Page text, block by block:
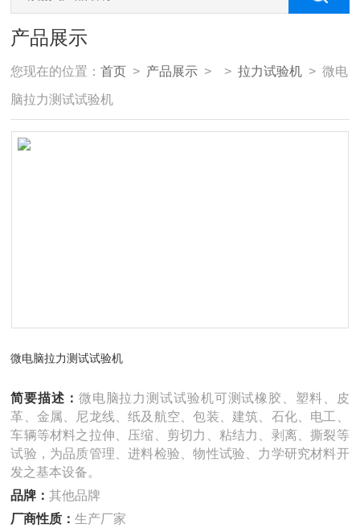
产品展示
您现在的位置：首页 > 产品展示 > >拉力试验机 > 微电
脑拉力测试试验机
微电脑拉力测试试验机
简要描述： 微电脑拉力测试试验机可测试橡胶、塑料、皮
革、金属、尼龙线、纸及航空、包装、建筑、石化、电工、
车辆等材料之拉伸、压缩、剪切力、粘结力、剥离、撕裂等
试验，为品质管理、进料检验、物性试验、力学研究材料开
发之基本设备。
品牌：其他品牌
厂商性质：生产厂家